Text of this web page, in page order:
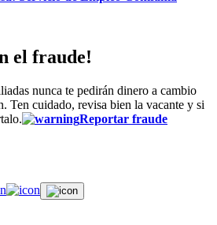
el fraude!
nunca te pedirán dinero a cambio
Ten cuidado, revisa bien la vacante y si
Reportar fraude